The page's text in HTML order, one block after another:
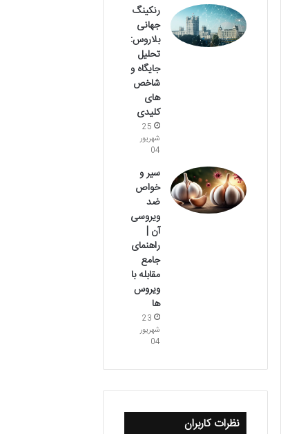
رنکینگ
جهانی
بلاروس:
تحلیل
جایگاه و
شاخص
های
کلیدی
25
شهریور
04
سیر و
خواص
ضد
ویروسی
آن |
راهنمای
جامع
مقابله با
ویروس
ها
23
شهریور
04
نظرات کاربران